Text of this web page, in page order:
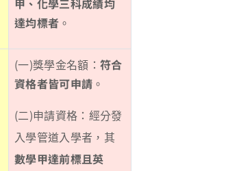
甲、化學三科成績均
達均標者 。
(一)獎學金名額： 符合
資格者皆可申請 。
(二)申請資格：經分發
入學管道入學者，其
數學甲達前標且英